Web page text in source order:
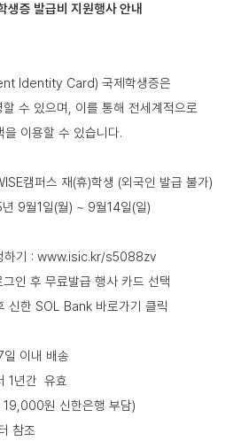
생증 발급비 지원행사 안내
Identity Card) 국제학생증은
수 있으며, 이를 통해 전세계적으로
이용할 수 있습니다.
캠퍼스 재(휴)학생 (외국인 발급 불가)
9월1일(월) ~ 9월14일(일)
기 : www.isic.kr/s5088zv
그인 후 무료발급 행사 카드 선택
신한 SOL Bank 바로가기 클릭
이내 배송
1년간 유효
19,000원 신한은행 부담)
참조